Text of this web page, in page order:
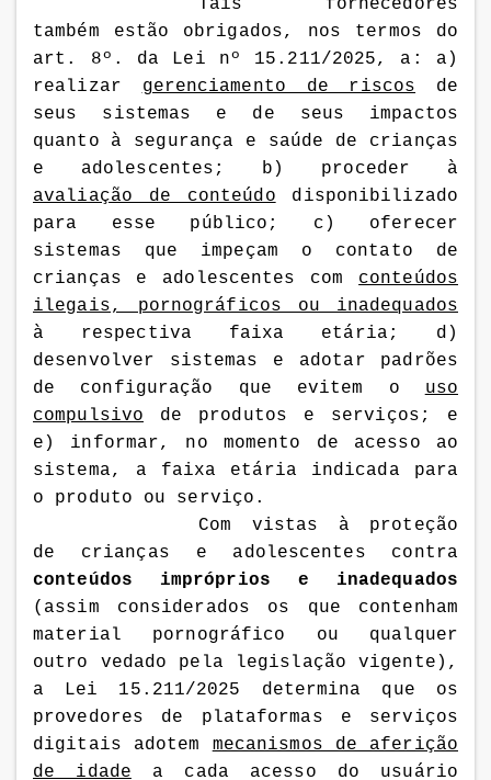
Tais fornecedores
também estão obrigados, nos termos do
art. 8º. da Lei nº 15.211/2025, a: a)
realizar gerenciamento de riscos de
seus sistemas e de seus impactos
quanto à segurança e saúde de crianças
e adolescentes; b) proceder à
avaliação de conteúdo disponibilizado
para esse público; c) oferecer
sistemas que impeçam o contato de
crianças e adolescentes com conteúdos
ilegais, pornográficos ou inadequados
à respectiva faixa etária; d)
desenvolver sistemas e adotar padrões
de configuração que evitem o uso
compulsivo de produtos e serviços; e
e) informar, no momento de acesso ao
sistema, a faixa etária indicada para
o produto ou serviço.
Com vistas à proteção
de crianças e adolescentes contra
conteúdos impróprios e inadequados
(assim considerados os que contenham
material pornográfico ou qualquer
outro vedado pela legislação vigente),
a Lei 15.211/2025 determina que os
provedores de plataformas e serviços
digitais adotem mecanismos de aferição
de idade a cada acesso do usuário